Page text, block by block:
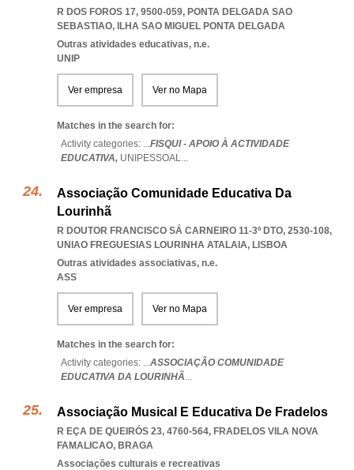
R DOS FOROS 17, 9500-059, PONTA DELGADA SAO
SEBASTIAO, ILHA SAO MIGUEL PONTA DELGADA
Outras atividades educativas, n.e.
UNIP
Ver empresa Ver no Mapa
Matches in the search for:
Activity categories: ...FISQUI - APOIO À ACTIVIDADE
EDUCATIVA, UNIPESSOAL...
Associação Comunidade Educativa Da
Lourinhã
R DOUTOR FRANCISCO SÁ CARNEIRO 11-3º DTO, 2530-108,
UNIAO FREGUESIAS LOURINHA ATALAIA, LISBOA
Outras atividades associativas, n.e.
ASS
Ver empresa Ver no Mapa
Matches in the search for:
Activity categories: ...ASSOCIAÇÃO COMUNIDADE
EDUCATIVA DA LOURINHÃ...
Associação Musical E Educativa De Fradelos
R EÇA DE QUEIRÓS 23, 4760-564, FRADELOS VILA NOVA
FAMALICAO, BRAGA
Associações culturais e recreativas